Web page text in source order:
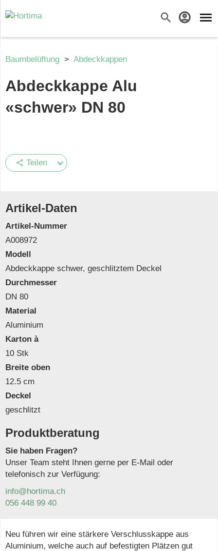
search account_circle menu
Baumbelüftung > Abdeckkappen
Abdeckkappe Alu
«schwer» DN 80
share Teilen
Artikel-Daten
Artikel-Nummer
A008972
Modell
Abdeckkappe schwer, geschlitztem Deckel
Durchmesser
DN 80
Material
Aluminium
Karton à
10 Stk
Breite oben
12.5 cm
Deckel
geschlitzt
Produktberatung
Sie haben Fragen?
Unser Team steht Ihnen gerne per E-Mail oder
telefonisch zur Verfügung:
info@hortima.ch
056 448 99 40
Neu führen wir eine stärkere Verschlusskappe aus
Aluminium, welche auch auf befestigten Plätzen gut